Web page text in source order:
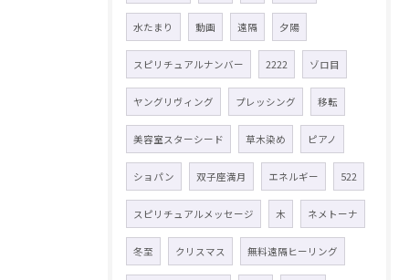
水たまり 動画 遠隔 夕陽
スピリチュアルナンバー 2222 ゾロ目
ヤングリヴィング プレッシング 移転
美容室スターシード 草木染め ピアノ
ショパン 双子座満月 エネルギー 522
スピリチュアルメッセージ 木 ネメトーナ
冬至 クリスマス 無料遠隔ヒーリング